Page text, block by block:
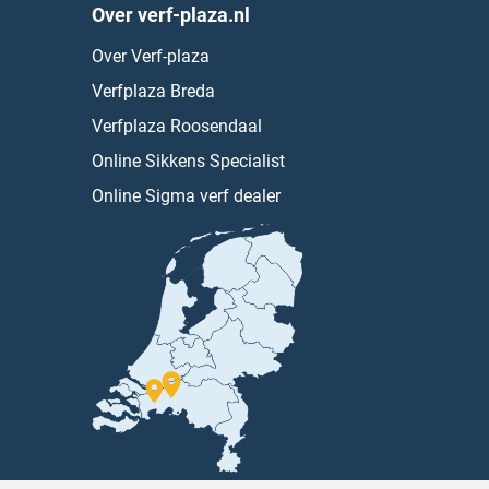
Over verf-plaza.nl
Over Verf-plaza
Verfplaza Breda
Verfplaza Roosendaal
Online Sikkens Specialist
Online Sigma verf dealer